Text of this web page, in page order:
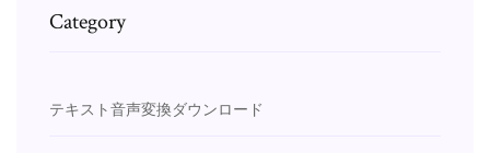
Category
テキスト音声変換ダウンロード